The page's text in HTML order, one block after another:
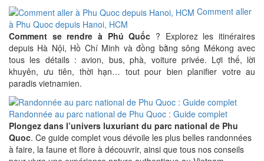
Comment aller
à Phu Quoc depuis Hanoi, HCM
Comment se rendre à Phú Quốc ? Explorez les itinéraires
depuis Hà Nội, Hồ Chí Minh và đồng bằng sông Mékong avec
tous les détails : avion, bus, phà, voiture privée. Lợi thế, lời
khuyên, ưu tiên, thời hạn… tout pour bien planifier votre au
paradis vietnamien.
Randonnée au parc national de Phu Quoc : Guide complet
Plongez dans l’univers luxuriant du parc national de Phu
Quoc. Ce guide complet vous dévoile les plus belles randonnées
à faire, la faune et flore à découvrir, ainsi que tous nos conseils